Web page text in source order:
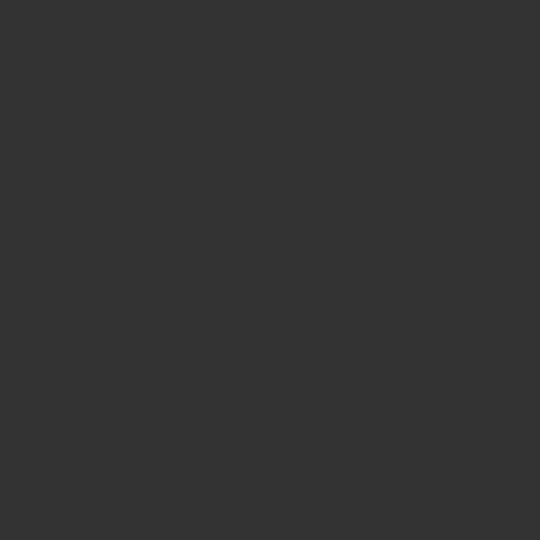
Privatizációs ígéretek a 21. század elején a költségvetési